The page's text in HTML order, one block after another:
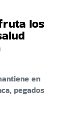
los
en
pegados